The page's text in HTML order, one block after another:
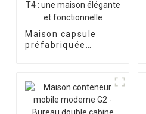
Maison capsule
préfabriquée